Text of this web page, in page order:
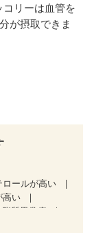
リーは血管を
が摂取できま
ロールが高い
高い
脂質異常症